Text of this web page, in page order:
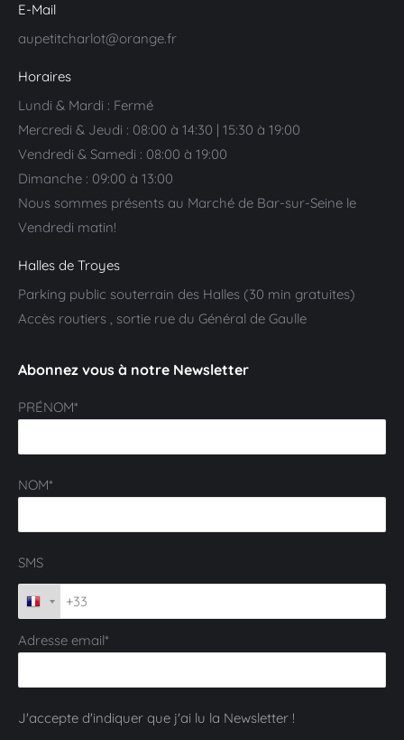
E-Mail
aupetitcharlot@orange.fr
Horaires
Lundi & Mardi : Fermé
Mercredi & Jeudi : 08:00 à 14:30 | 15:30 à 19:00
Vendredi & Samedi : 08:00 à 19:00
Dimanche : 09:00 à 13:00
Nous sommes présents au Marché de Bar-sur-Seine le
Vendredi matin!
Halles de Troyes
Parking public souterrain des Halles (30 min gratuites)
Accès routiers , sortie rue du Général de Gaulle
Abonnez vous à notre Newsletter
PRÉNOM*
NOM*
SMS
Adresse email*
J'accepte d'indiquer que j'ai lu la Newsletter !